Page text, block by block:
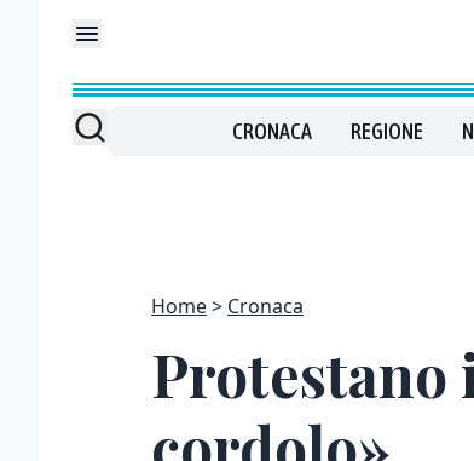
CRONACA REGIONE
Home Cronaca
Protestano